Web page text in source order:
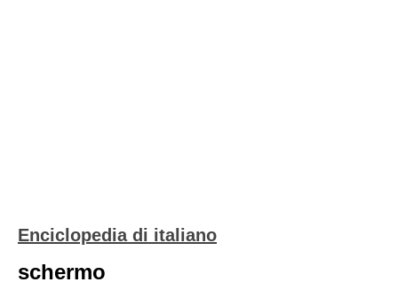
Enciclopedia di italiano
schermo